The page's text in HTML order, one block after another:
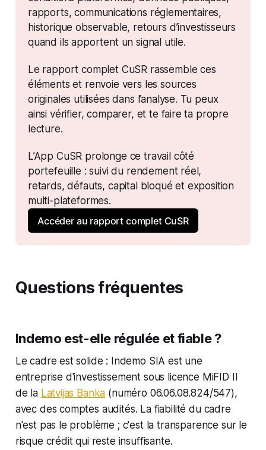
rapports, communications réglementaires,
historique observable, retours d’investisseurs
quand ils apportent un signal utile.
Le rapport complet CuSR rassemble ces
éléments et renvoie vers les sources
originales utilisées dans l’analyse. Tu peux
ainsi vérifier, comparer, et te faire ta propre
lecture.
L’App CuSR prolonge ce travail côté
portefeuille : suivi du rendement réel,
retards, défauts, capital bloqué et exposition
multi-plateformes.
Accéder au rapport complet CuSR
Questions fréquentes
Indemo est-elle régulée et fiable ?
Le cadre est solide : Indemo SIA est une
entreprise d'investissement sous licence MiFID II
de la Latvijas Banka (numéro 06.06.08.824/547),
avec des comptes audités. La fiabilité du cadre
n'est pas le problème ; c'est la transparence sur le
risque crédit qui reste insuffisante.